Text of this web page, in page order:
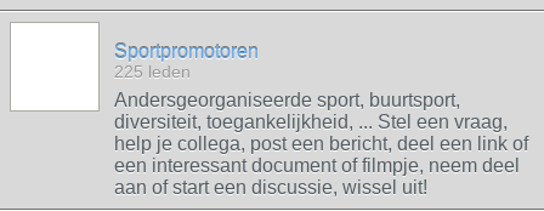
Sportpromotoren
225 leden
Andersgeorganiseerde sport, buurtsport,
diversiteit, toegankelijkheid, ... Stel een vraag,
help je collega, post een bericht, deel een link of
een interessant document of filmpje, neem deel
aan of start een discussie, wissel uit!